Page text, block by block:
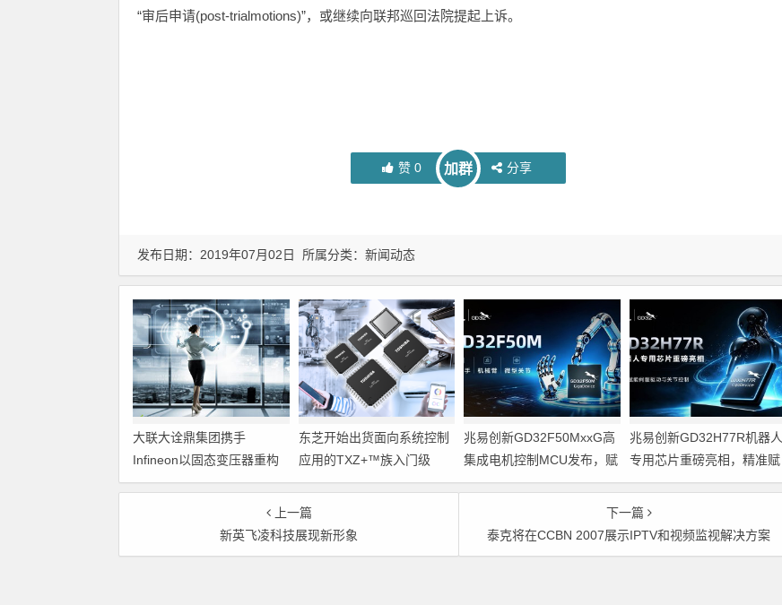
“审后申请(post-trialmotions)”，或继续向联邦巡回法院提起上诉。
赞0 加群 分享
发布日期：2019年07月02日 所属分类： 新闻动态
大联大诠鼎集团携手
Infineon以固态变压器重构
配电效率新标杆
东芝开始出货面向系统控制
应用的TXZ+™族入门级
M4V组（搭载Arm
Cortex‑M4内核的标准微控
制器）工程样品
兆易创新GD32F50MxxG高
集成电机控制MCU发布，赋
能人形机器人关节驱动革新
兆易创新GD32H77R机器人
专用芯片重磅亮相，精准赋
能伺服驱动与关节控制
上一篇
新英飞凌科技展现新形象
下一篇
泰克将在CCBN 2007展示IPTV和视频监视解决方案